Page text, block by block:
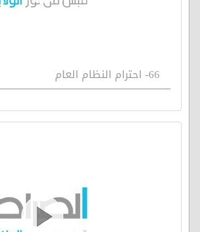
66- احترام النظام العام